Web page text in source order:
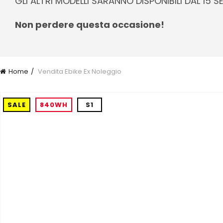
Non perdere questa occasione!
Home Vendita Ebike Ex Noleggio
SALE 840WH S1